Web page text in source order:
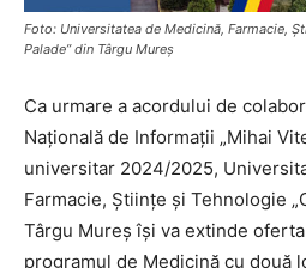
Foto: Universitatea de Medicină, Farmacie,
Palade” din Târgu Mureș
Ca urmare a acordului de
Națională de Informații „Mihai
universitar 2024/2025,
Farmacie, Științe și Tehnologie
Târgu Mureș își va extinde
programul de Medicină cu două